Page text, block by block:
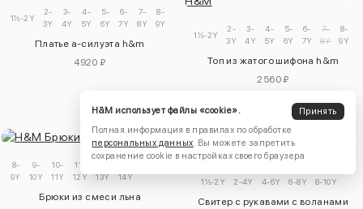
1½-2Y
2-
3Y
3-
4Y
4-
5Y
5-
6Y
6-
7Y
7-
8Y
8-
9Y
Платье а-силуэта h&m
4920 ₽
1½-2Y
2-
3Y
3-
4Y
4-
5Y
5-
6Y
6-
7Y
7-
8Y
8-
9Y
Топ из жатого шифона h&m
2560 ₽
8-
9Y
9-
10Y
10-
11Y
11-
12Y
13Y
14Y
Брюки из смеси льна
1½-2Y 2-4Y 4-6Y 6-8Y 8-10Y
Свитер с рукавами с воланами
H&M использует файлы «cookie».
Принять
Полная информация в правилах по обработке
персональных данных. Вы можете запретить
сохранение cookie в настройках своего браузера